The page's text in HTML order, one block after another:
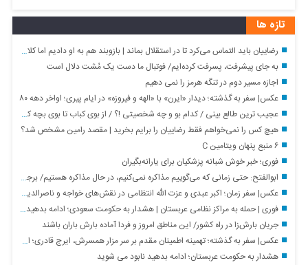
تازه ها
رضاییان باید التماس می‌کرد تا در استقلال بماند | بازوبند هم به او دادیم اما کلاس گذاشت
به جای پیشرفت، پسرفت کرده‌ایم/ فوتبال ما دست یک مُشت دلال است
اجازه مسیر دوم در تنگه هرمز را نمی دهیم
عکس| سفر به گذشته؛ دیدار «ایرن» با «الهه و فیروزه» در ایام پیری؛ اواخر دهه ۸۰
عجیب ترین طالع بینی / کدام بو و چه شخصیتی !؟ / از بوی کباب تا بوی بچه کوچک
هیچ کس را نمی‌خواهم فقط رضاییان را برایم بخرید | مقصد رامین مشخص شد؟
۶ منبع پنهان ویتامین C
فوری؛ خبر خوش شبانه پزشکیان برای یارانه‌بگیران
ابوالفتح: حتی زمانی که می‌گوییم مذاکره نمی‌کنیم، در حال مذاکره هستیم/ برجام برای ایران معجزه بود/ چون برجام به سود ایران بود آمریکا از آن خارج شد
عکس| سفر زمان؛ اکبر عبدی و عزت الله انتظامی در نقش‌های خواجه و ناصرالدین شاه
فوری | حمله به مراکز نظامی عربستان | هشدار به حکومت سعودی؛ ادامه بدهید نابود می شوید
جریان بارش‌زا در راه کشور/ این مناطق امروز و فردا آماده بارش باران باشند
عکس| سفر به گذشته؛ تهمینه اطمینان مقدم بر سر مزار همسرش، ایرج قادری؛ اواسط دهه ۹۰
هشدار به حکومت عربستان؛ ادامه بدهید نابود می شوید